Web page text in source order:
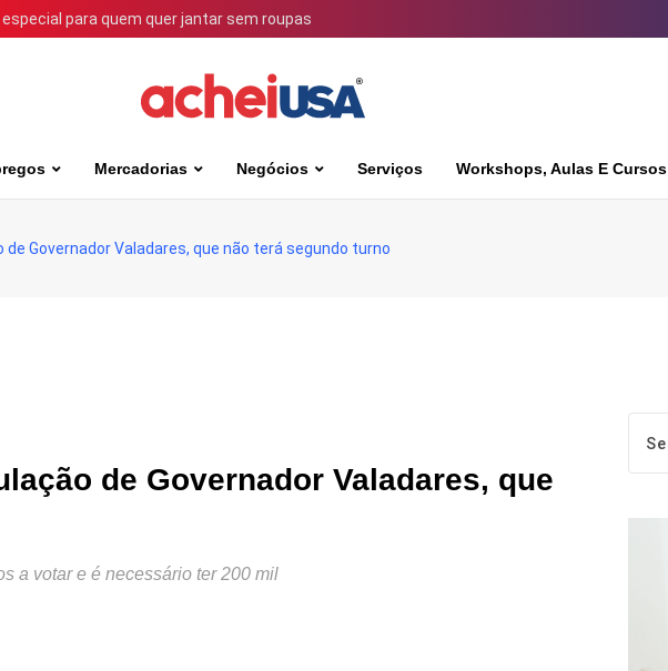
para quem quer jantar sem roupas
Mercadorias Negócios Serviços Workshops, Aulas E Cursos
Governador Valadares, que não terá segundo turno
de Governador Valadares, que
a votar e é necessário ter 200 mil